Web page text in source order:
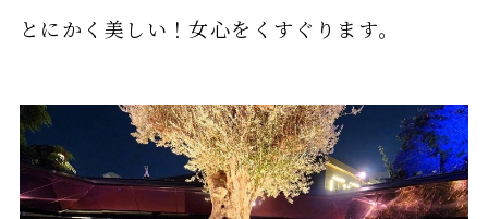
とにかく美しい！女心をくすぐります。